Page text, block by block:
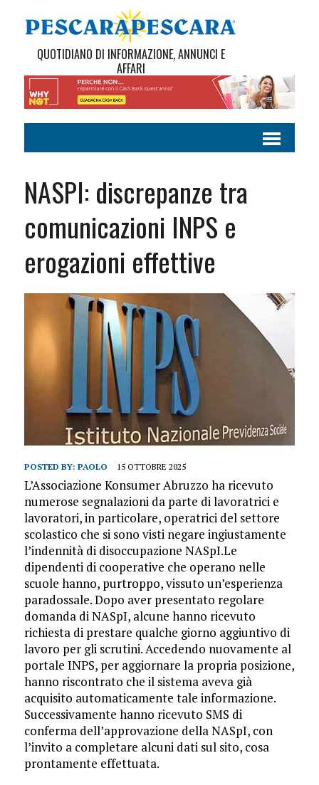
QUOTIDIANO DI INFORMAZIONE, ANNUNCI E
AFFARI
NASPI: discrepanze tra
comunicazioni INPS e
erogazioni effettive
POSTED BY: PAOLO 15 OTTOBRE 2025
L’Associazione Konsumer Abruzzo ha ricevuto
numerose segnalazioni da parte di lavoratrici e
lavoratori, in particolare, operatrici del settore
scolastico che si sono visti negare ingiustamente
l’indennità di disoccupazione NASpI.Le
dipendenti di cooperative che operano nelle
scuole hanno, purtroppo, vissuto un’esperienza
paradossale. Dopo aver presentato regolare
domanda di NASpI, alcune hanno ricevuto
richiesta di prestare qualche giorno aggiuntivo di
lavoro per gli scrutini. Accedendo nuovamente al
portale INPS, per aggiornare la propria posizione,
hanno riscontrato che il sistema aveva già
acquisito automaticamente tale informazione.
Successivamente hanno ricevuto SMS di
conferma dell’approvazione della NASpI, con
l’invito a completare alcuni dati sul sito, cosa
prontamente effettuata.